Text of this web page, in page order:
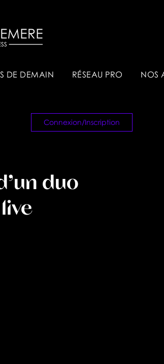
DE DEMAIN RÉSEAU PRO NOS
Connexion/Inscription
duo